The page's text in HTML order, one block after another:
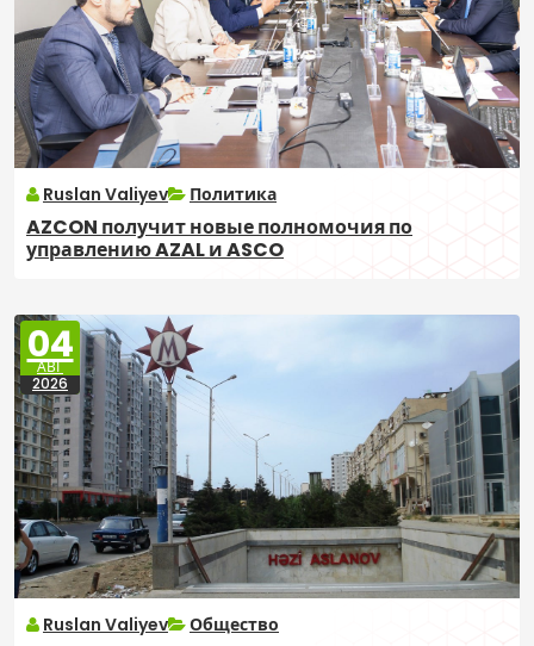
Ruslan Valiyev Политика
AZCON получит новые полномочия по
управлению AZAL и ASCO
04
АВГ
2026
Ruslan Valiyev Общество